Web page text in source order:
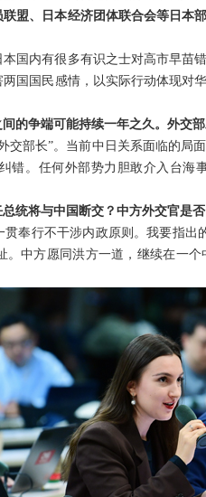
盟、日本经济团体联合会等日本
国内有很多有识之士对高市早苗
国国民感情，以实际行动体现对
的争端可能持续一年之久。外交
交部长”。当前中日关系面临的
错。任何外部势力胆敢介入台
统将与中国断交？中方外交官是
奉行不干涉内政原则。我要指
中方愿同洪方一道，继续在一